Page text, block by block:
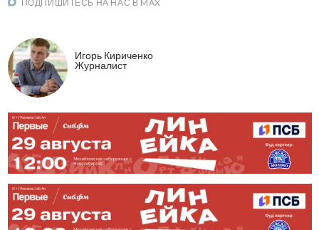
ПОДПИШИТЕСЬ НА НАС В MAX
Игорь Кириченко
Журналист